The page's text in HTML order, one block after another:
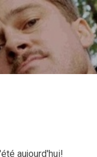
aujourd'hui!